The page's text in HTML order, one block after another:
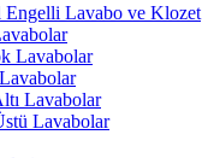
Engelli Lavabo ve Klozet
Lavabolar
Lavabolar
Lavabolar